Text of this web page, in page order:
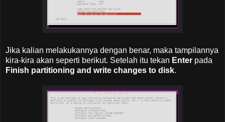
Jika kalian melakukannya dengan benar, maka tampilannya
kira-kira akan seperti berikut. Setelah itu tekan Enter pada
Finish partitioning and write changes to disk.